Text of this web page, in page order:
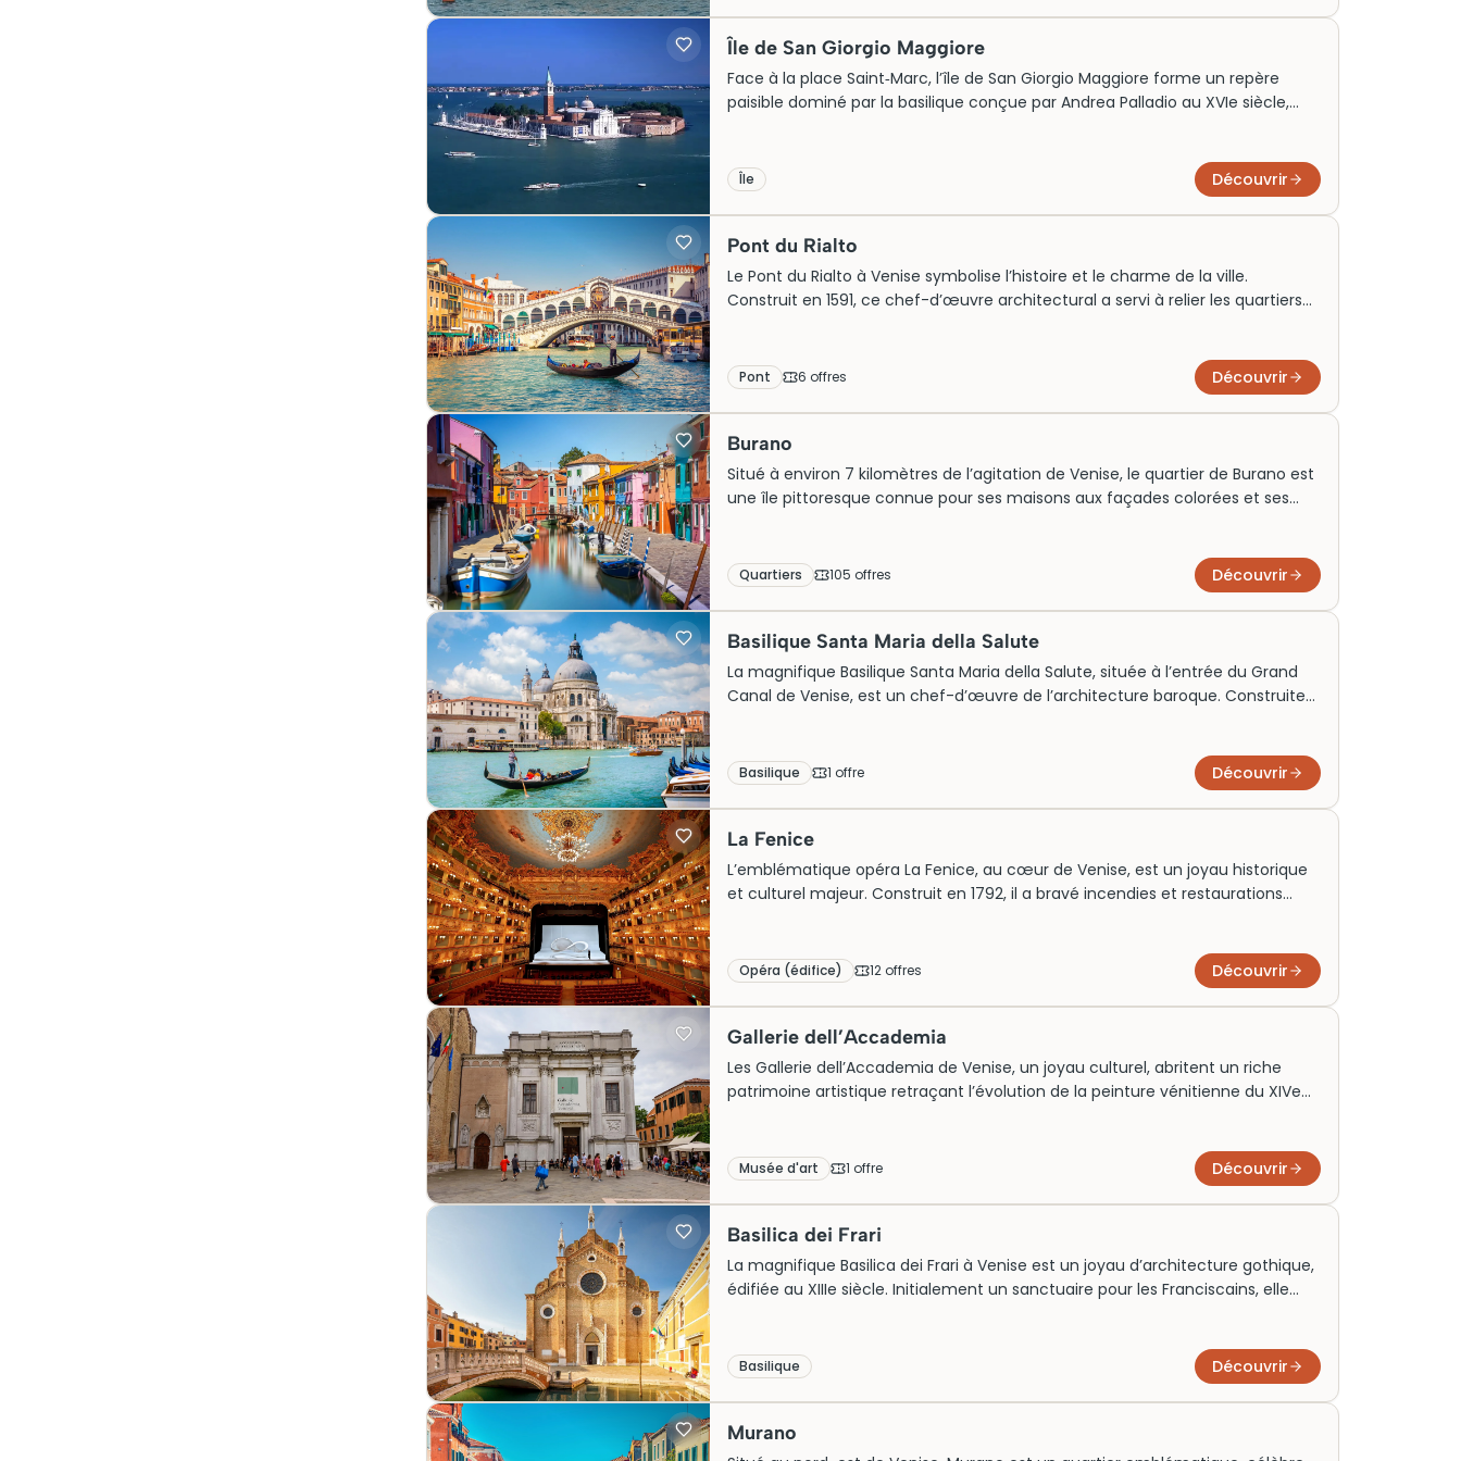
Venise.
Île de San Giorgio Maggiore
Face à la place Saint‑Marc, l’île de San Giorgio Maggiore forme un repère
paisible dominé par la basilique conçue par Andrea Palladio au XVIe siècle,
Longtemps centre monastique bénédictin, l’île accueille aujourd’hui
expositions et événements culturels, tout en conservant son atmosphère
méditative.
Île Découvrir
Pont du Rialto
Le Pont du Rialto à Venise symbolise l’histoire et le charme de la ville.
Construit en 1591, ce chef-d’œuvre architectural a servi à relier les quartiers
Pour optimiser votre visite, il est conseillé de venir tôt le matin. Son allure
iconique est incontournable lors d’une escapade vénitienne.
Pont 6 offres Découvrir
Burano
Situé à environ 7 kilomètres de l’agitation de Venise, le quartier de Burano est
une île pittoresque connue pour ses maisons aux façades colorées et ses
pour une visite relaxante, le quartier s’adresse à ceux désirant découvrir une
autre facette de la lagune vénitienne avec un charme irrésistible et
tranquille.
Quartiers 105 offres Découvrir
Basilique Santa Maria della Salute
La magnifique Basilique Santa Maria della Salute, située à l’entrée du Grand
Canal de Venise, est un chef-d’œuvre de l’architecture baroque. Construite
des centaines de visiteurs. Aujourd’hui, la basilique est une attraction
incontournable, et il est conseillé d’acheter des billets à l’avance pour
optimiser votre visite.
Basilique 1 offre Découvrir
La Fenice
L’emblématique opéra La Fenice, au cœur de Venise, est un joyau historique
et culturel majeur. Construit en 1792, il a bravé incendies et restaurations
prestigieuse pour le bel canto. Aujourd’hui, elle attire des milliers de visiteurs.
Réservez vos billets pour une visite inoubliable de ce lieu emblématique.
Opéra (édifice) 12 offres Découvrir
Gallerie dell’Accademia
Les Gallerie dell’Accademia de Venise, un joyau culturel, abritent un riche
patrimoine artistique retraçant l’évolution de la peinture vénitienne du XIVe
d’œuvre de maîtres comme Bellini et Titien. Très prisée des visiteurs, une
visite nécessite souvent l’achat de billets à l’avance pour apprécier
pleinement cette attraction incontournable de Venise.
Musée d'art 1 offre Découvrir
Basilica dei Frari
La magnifique Basilica dei Frari à Venise est un joyau d’architecture gothique,
édifiée au XIIIe siècle. Initialement un sanctuaire pour les Franciscains, elle
Réserver des billets à l’avance est conseillé, car cet édifice fascinant attire de
nombreux touristes.
Basilique Découvrir
Murano